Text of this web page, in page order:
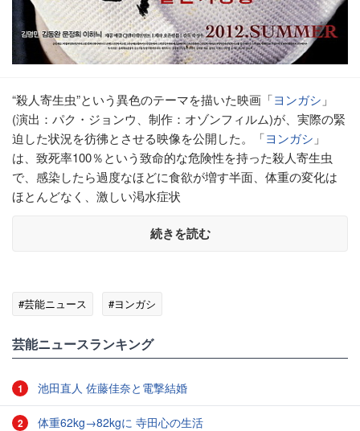
“殺人寄生虫”という異色のテーマを描いた映画「ヨンガシ 」
(演出：パク・ジョンウ、制作：オゾンフィルム)が、実際の緊
迫した状況を彷彿とさせる映像を公開した。「ヨンガシ 」
は、致死率100％という致命的な危険性を持った殺人寄生虫
で、感染したら過度なほどに食欲が増す半面、体重の変化は
ほとんどなく、激しい渇水症状
続きを読む
#芸能ニュース #ヨンガシ
芸能ニュースランキング
1 池田直人 佐藤佳奈と電撃結婚
2 体重62kg→82kgに 寺田心の生活